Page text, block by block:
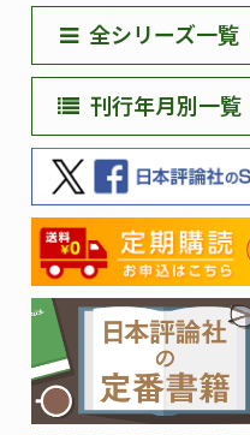
全シリーズ一覧
刊行年月別一覧